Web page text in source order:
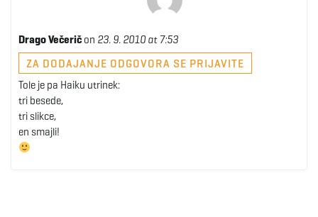
Drago Večerič on 23. 9. 2010 at 7:53
ZA DODAJANJE ODGOVORA SE PRIJAVITE
Tole je pa Haiku utrinek:
tri besede,
tri slikce,
en smajli!